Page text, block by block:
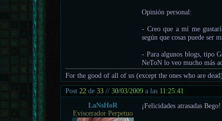
Opinión personal:
- Creo que a mí me
según que cosas puede ser
- Para algunos blogs, tipo
NeToN lo veo mucho más
For the good of all of us (except the ones who are
Post 22 de33 //30/03/2009 a las 11:25:41
LaNsHoR
Eviscerador Perpetuo
¡Felicidades atrasadas Bego!